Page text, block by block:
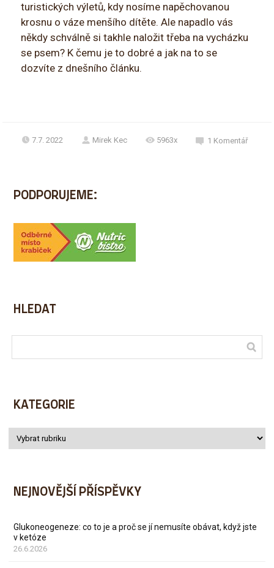
turistických výletů, kdy nosíme napěchovanou
krosnu o váze menšího dítěte. Ale napadlo vás
někdy schválně si takhle naložit třeba na vycházku
se psem? K čemu je to dobré a jak na to se
dozvíte z dnešního článku.
7.7. 2022 Mirek Kec 5963x 1 Komentář
PODPORUJEME:
HLEDAT
KATEGORIE
NEJNOVĚJŠÍ PŘÍSPĚVKY
Glukoneogeneze: co to je a proč se jí nemusíte obávat, když jste
v ketóze
26.6.2026